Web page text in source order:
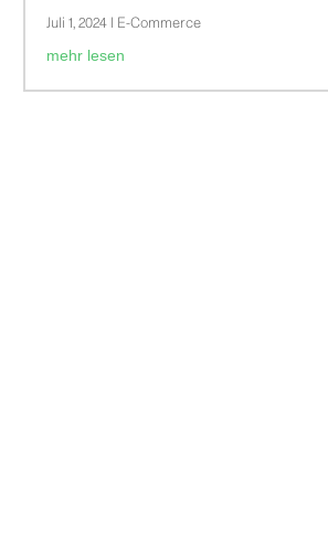
Juli 1, 2024| E-Commerce
mehr lesen